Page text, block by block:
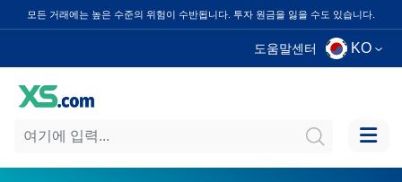
모든 거래에는 높은 수준의 위험이 수반됩니다. 투자 원금을 잃을 수도 있습니다.
도움말센터 KO